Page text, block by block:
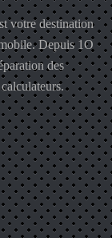
votre destination
Depuis 1O
des